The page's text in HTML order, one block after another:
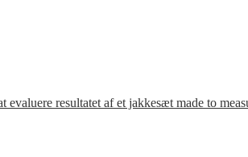
resultatet af et jakkesæt made to